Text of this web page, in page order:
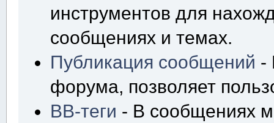
инструментов для
сообщениях и темах.
Публикация сообщений -
форума, позволяет
BB-теги - В сообщениях